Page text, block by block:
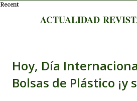
Recent
ACTUALIDAD
Hoy, Día
Bolsas de Plástico ¡y